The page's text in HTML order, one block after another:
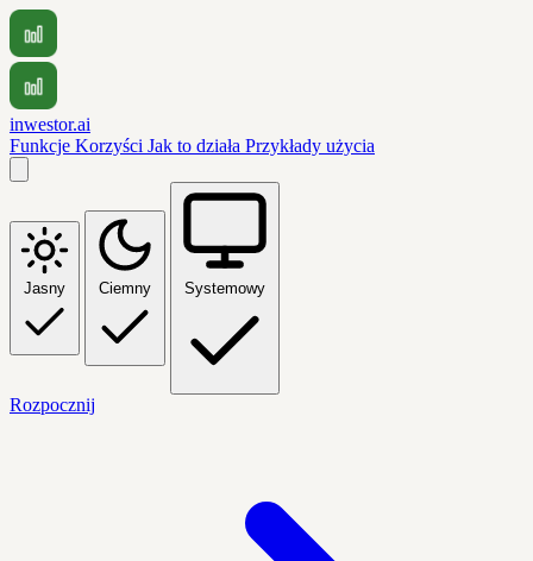
inwestor.ai
Funkcje Korzyści Jak to działa Przykłady użycia
Jasny Ciemny Systemowy
Rozpocznij